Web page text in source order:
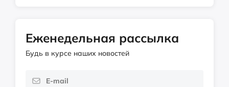
Еженедельная рассылка
Будь в курсе наших новостей